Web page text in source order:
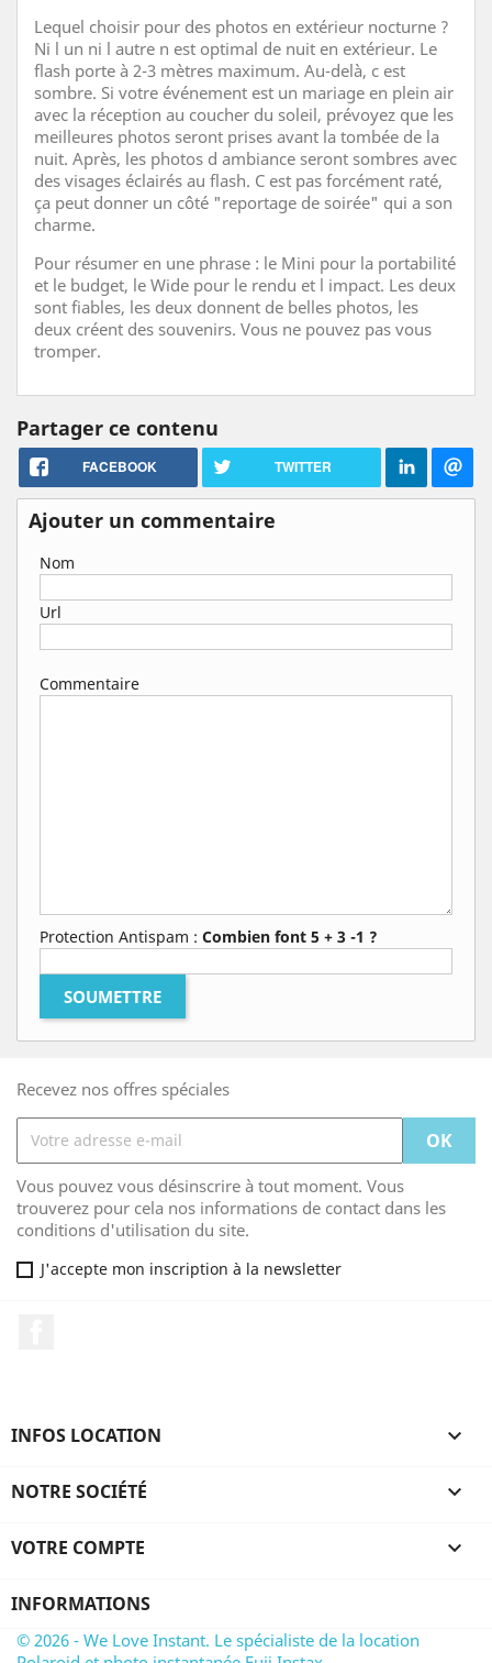
Lequel choisir pour des photos en extérieur nocturne ?
Ni l un ni l autre n est optimal de nuit en extérieur. Le
flash porte à 2-3 mètres maximum. Au-delà, c est
sombre. Si votre événement est un mariage en plein air
avec la réception au coucher du soleil, prévoyez que les
meilleures photos seront prises avant la tombée de la
nuit. Après, les photos d ambiance seront sombres avec
des visages éclairés au flash. C est pas forcément raté,
ça peut donner un côté "reportage de soirée" qui a son
charme.
Pour résumer en une phrase : le Mini pour la portabilité
et le budget, le Wide pour le rendu et l impact. Les deux
sont fiables, les deux donnent de belles photos, les
deux créent des souvenirs. Vous ne pouvez pas vous
tromper.
Partager ce contenu
FACEBOOK TWITTER
Ajouter un commentaire
Nom
Url
Commentaire
Protection Antispam : Combien font 5 + 3 -1 ?
Recevez nos offres spéciales
Vous pouvez vous désinscrire à tout moment. Vous
trouverez pour cela nos informations de contact dans les
conditions d'utilisation du site.
J'accepte mon inscription à la newsletter
INFOS LOCATION 
NOTRE SOCIÉTÉ 
VOTRE COMPTE 
INFORMATIONS
© 2026 - We Love Instant. Le spécialiste de la location